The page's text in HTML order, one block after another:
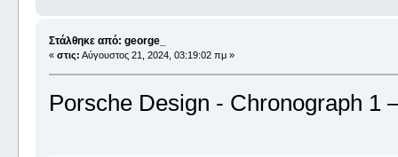
Στάλθηκε από: george_
« στις: Αύγουστος 21, 2024, 03:19:02 πμ »
Porsche Design - Chronograph 1